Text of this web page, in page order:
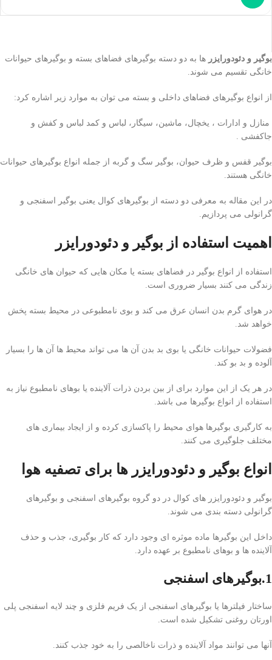
بوگیر و دئودورایزر ها به دو دسته بوگیرهای فضاهای بسته و بوگیرهای حیوانات
خانگی تقسیم می شوند.
از انواع بوگیرهای فضاهای داخلی و بسته می توان به موارد زیر اشاره کرد:
منازل و ادارات ، یخچال، ماشین، سیگار، لباس و کمد لباس و کفش و
جاکفشی .
بوگیر قفس و ظرف حیوان، بوگیر سگ و گربه از جمله انواع بوگیرهای حیوانات
خانگی هستند.
در این مقاله به معرفی دو دسته از بوگیرهای کوال یعنی بوگیر اسفنجی و
گرانولی می پردازیم.
اهمیت استفاده از بوگیر و دئودورایزر
استفاده از انواع بوگیر در فضاهای بسته یا مکان هایی که حیوان های خانگی
زندگی می کنند بسیار ضروری است.
در هوای گرم بدن انسان عرق می کند و بوی نامطبوعی در محیط بسته پخش
خواهد شد.
فضولات حیوانات خانگی یا بوی بد بدن آن ها می تواند محیط ها آن ها را بسیار
آلوده و بد بو کند.
در هر یک از این موارد برای از بین بردن ذرات آلاینده یا بوهای نامطبوع نیاز به
استفاده از انواع بوگیرها می باشد.
به کارگیری بوگیرها هوای محیط را پاکسازی کرده و از ایجاد بیماری های
مختلف جلوگیری می کنند.
انواع بوگیر و دئودورایزر ها برای تصفیه هوا
بوگیر و دئودورایزر های کوال در دو گروه بوگیرهای اسفنجی و بوگیرهای
گرانولی دسته بندی می شوند.
داخل این بوگیرها ماده موثره ای وجود دارد که کار بوگیری، جذب و حذف
آلاینده ها و بوهای نامطبوع بر عهده دارد.
1.بوگیرهای اسفنجی
ساختار فیلترها یا بوگیرهای اسفنجی از یک فریم فلزی و چند لایه اسفنجی پلی
اورتان روغنی تشکیل شده است.
آنها می توانند مواد آلاینده و ذرات ناخالصی را به خود جذب کنند.